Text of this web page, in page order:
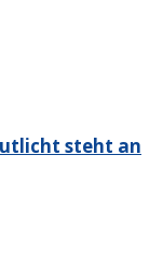
steht an